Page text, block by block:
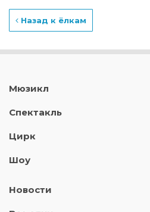
Назад к ёлкам
Мюзикл
Спектакль
Цирк
Шоу
Новости